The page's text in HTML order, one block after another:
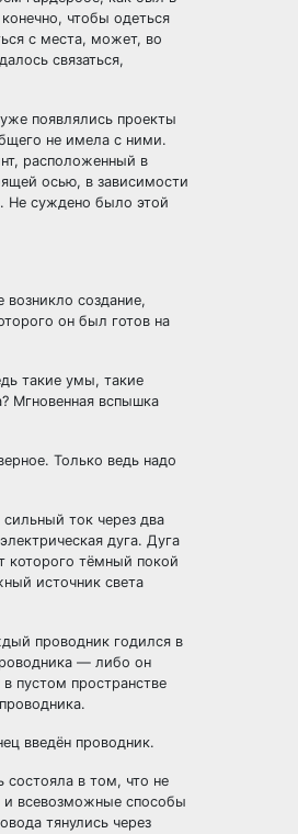
чтобы одеться
с места, может, во
связаться,
появлялись проекты
не имела с ними.
расположенный в
осью, в зависимости
Не суждено было этой
создание,
он был готов на
такие умы, такие
Мгновенная вспышка
Только ведь надо
ток через два
дуга. Дуга
которого тёмный покой
источник света
проводник годился в
— либо он
пустом пространстве
введён проводник.
в том, что не
и всевозможные способы
тянулись через